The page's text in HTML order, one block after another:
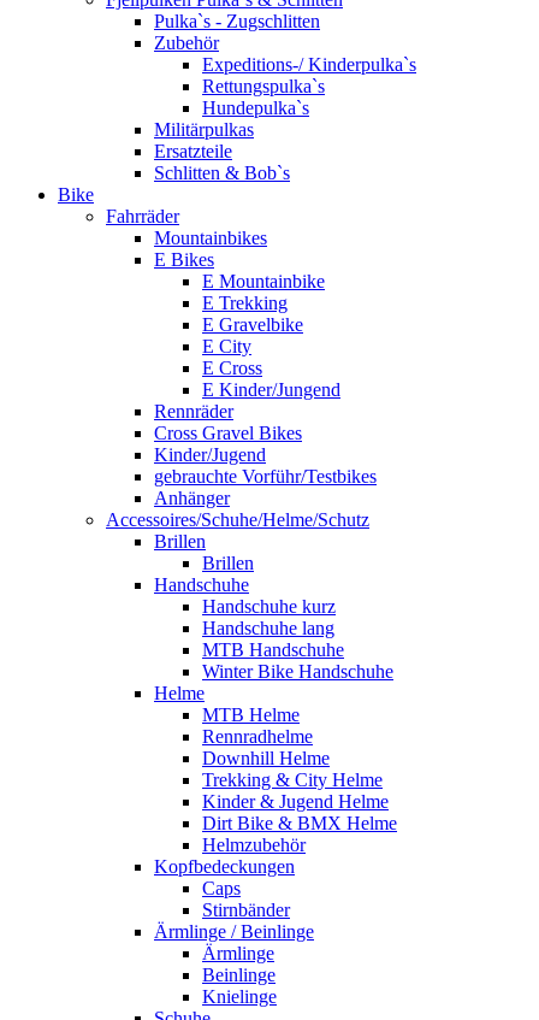
Pulka`s - Zugschlitten
Zubehör
Expeditions-/ Kinderpulka`s
Rettungspulka`s
Hundepulka`s
Militärpulkas
Ersatzteile
Schlitten & Bob`s
Bike
Fahrräder
Mountainbikes
E Bikes
E Mountainbike
E Trekking
E Gravelbike
E City
E Cross
E Kinder/Jungend
Rennräder
Cross Gravel Bikes
Kinder/Jugend
gebrauchte Vorführ/Testbikes
Anhänger
Accessoires/Schuhe/Helme/Schutz
Brillen
Brillen
Handschuhe
Handschuhe kurz
Handschuhe lang
MTB Handschuhe
Winter Bike Handschuhe
Helme
MTB Helme
Rennradhelme
Downhill Helme
Trekking & City Helme
Kinder & Jugend Helme
Dirt Bike & BMX Helme
Helmzubehör
Kopfbedeckungen
Caps
Stirnbänder
Ärmlinge / Beinlinge
Ärmlinge
Beinlinge
Knielinge